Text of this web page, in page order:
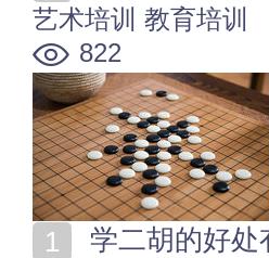
艺术培训 教育培训
822
学二胡的好